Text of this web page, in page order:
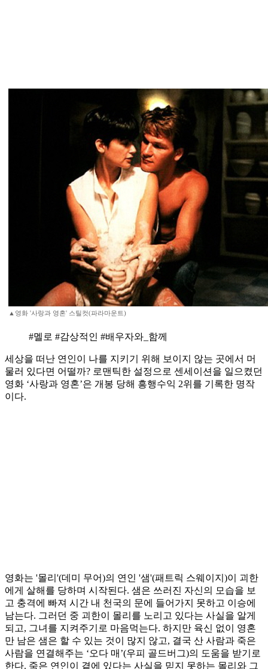
▲영화 '사랑과 영혼' 스틸컷(파라마운트)
#멜로 #감상적인 #배우자와_함께
세상을 떠난 연인이 나를 지키기 위해 보이지 않는 곳에서 머
물러 있다면 어떨까? 로맨틱한 설정으로 센세이션을 일으켰던
영화 ‘사랑과 영혼’은 개봉 당해 흥행수익 2위를 기록한 명작
이다.
영화는 '몰리'(데미 무어)의 연인 '샘'(패트릭 스웨이지)이 괴한
에게 살해를 당하며 시작된다. 샘은 쓰러진 자신의 모습을 보
고 충격에 빠져 시간 내 천국의 문에 들어가지 못하고 이승에
남는다. 그러던 중 괴한이 몰리를 노리고 있다는 사실을 알게
되고, 그녀를 지켜주기로 마음먹는다. 하지만 육신 없이 영혼
만 남은 샘은 할 수 있는 것이 많지 않고, 결국 산 사람과 죽은
사람을 연결해주는 ‘오다 매’(우피 골드버그)의 도움을 받기로
한다. 죽은 연인이 곁에 있다는 사실을 믿지 못하는 몰리와 그